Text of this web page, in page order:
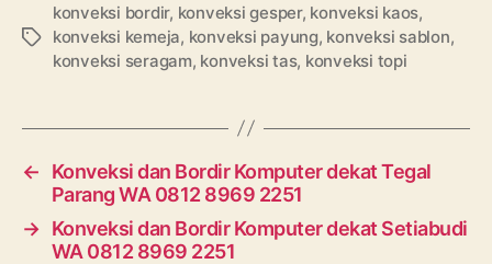
Tags
konveksi bordir, konveksi gesper, konveksi kaos,
konveksi kemeja, konveksi payung, konveksi sablon,
konveksi seragam, konveksi tas, konveksi topi
←
Konveksi dan Bordir Komputer dekat Tegal
Parang WA 0812 8969 2251
→ Konveksi dan Bordir Komputer dekat Setiabudi
WA 0812 8969 2251